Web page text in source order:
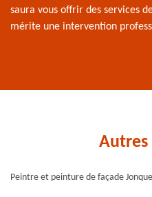
saura vous offrir des services
mérite une intervention
Autres
Peintre et peinture de façade